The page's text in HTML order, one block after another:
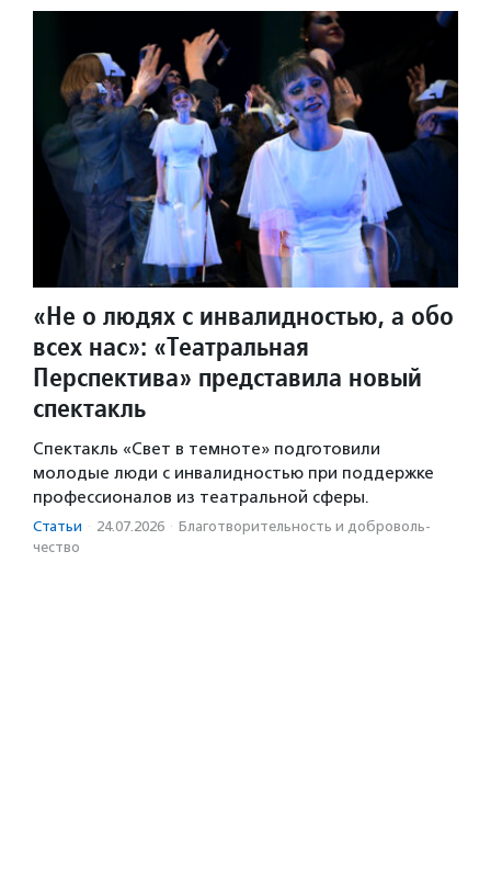
«Не о людях с инвалидностью, а обо
всех нас»: «Театральная
Перспектива» представила новый
спектакль
Спектакль «Свет в темноте» подготовили
молодые люди с инвалидностью при поддержке
профессионалов из театральной сферы.
Статьи · 24.07.2026 · Благотвори­тель­ность и доброволь­
чест­во